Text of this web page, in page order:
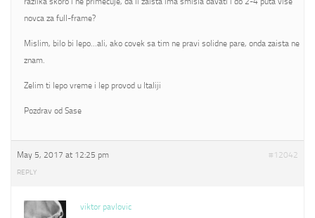
novca za full-frame?
Mislim, bilo bi lepo…ali, ako covek sa tim ne pravi solidne pare, onda zaista ne
znam.
Zelim ti lepo vreme i lep provod u Italiji
Pozdrav od Sase
May 5, 2017 at 12:25 pm #12042
REPLY
viktor pavlovic